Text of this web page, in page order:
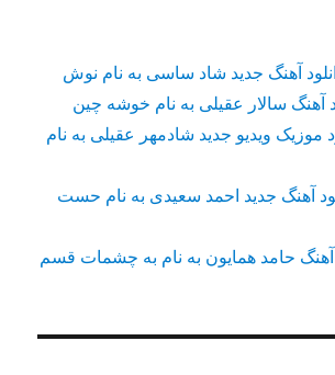
آهنگ جدید شاد ساسی به نام نوش
آهنگ سالار عقیلی به نام خوشه چین
موزیک ویدیو جدید شادمهر عقیلی به نام
آهنگ جدید احمد سعیدی به نام حست
آهنگ حامد همایون به نام به چشمات قسم